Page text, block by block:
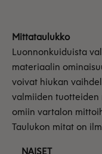
Mittataulukko
Luonnonkuiduista
materiaalin
voivat hiukan
valmiiden tuotteiden
omiin vartalon
Taulukon mitat on
NAISET